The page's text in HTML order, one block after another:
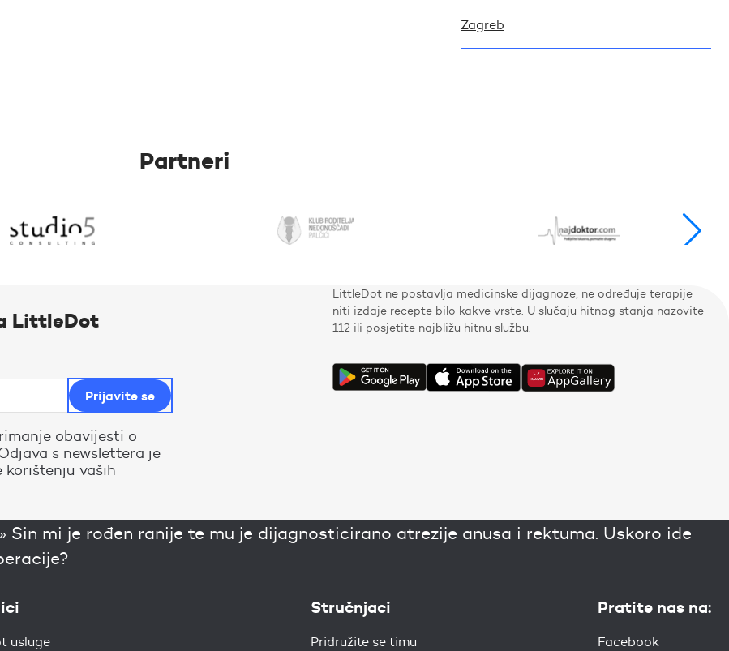
Zagreb
Partneri
LittleDot
obavijesti o
s newslettera je
korištenju vaših
LittleDot ne postavlja medicinske dijagnoze, ne određuje terapije
niti izdaje recepte bilo kakve vrste. U slučaju hitnog stanja nazovite
112 ili posjetite najbližu hitnu službu.
» Sin mi je rođen ranije te mu je dijagnosticirano atrezije anusa i rektuma. Uskoro ide
usluge
Stručnjaci
Pridružite se timu
Pratite nas na:
Facebook